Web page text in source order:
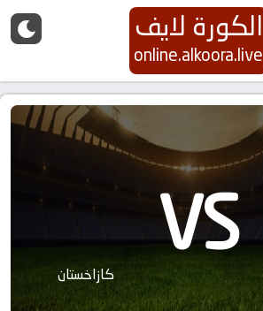
الكورة لايف
online.alkoora.live
VS كازاخستان